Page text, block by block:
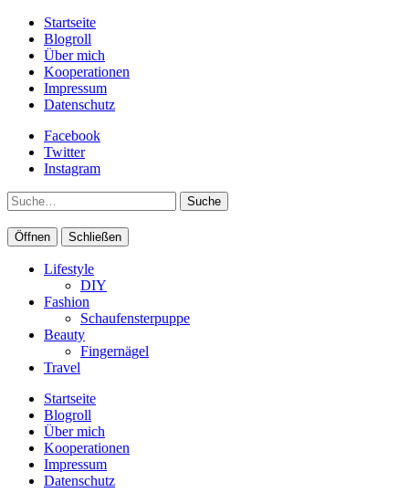
Startseite
Blogroll
Über mich
Kooperationen
Impressum
Datenschutz
Facebook
Twitter
Instagram
Suche
Öffnen Schließen
Lifestyle
DIY
Fashion
Schaufensterpuppe
Beauty
Fingernägel
Travel
Startseite
Blogroll
Über mich
Kooperationen
Impressum
Datenschutz